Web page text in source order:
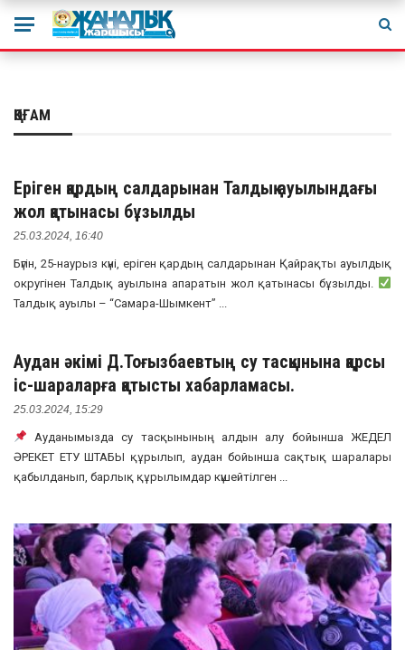
ҚОҒАМ
Еріген қардың салдарынан Талдық ауылындағы
жол қатынасы бұзылды
25.03.2024, 16:40
Бүгін, 25-наурыз күні, еріген қардың салдарынан Қайрақты ауылдық
округінен Талдық ауылына апаратын жол қатынасы бұзылды.
Талдық ауылы – “Самара-Шымкент” ...
Аудан әкімі Д.Тоғызбаевтың су тасқынына қарсы
іс-шараларға қатысты хабарламасы.
25.03.2024, 15:29
Ауданымызда су тасқынының алдын алу бойынша ЖЕДЕЛ
ӘРЕКЕТ ЕТУ ШТАБЫ құрылып, аудан бойынша сақтық шаралары
қабылданып, барлық құрылымдар күшейтілген ...